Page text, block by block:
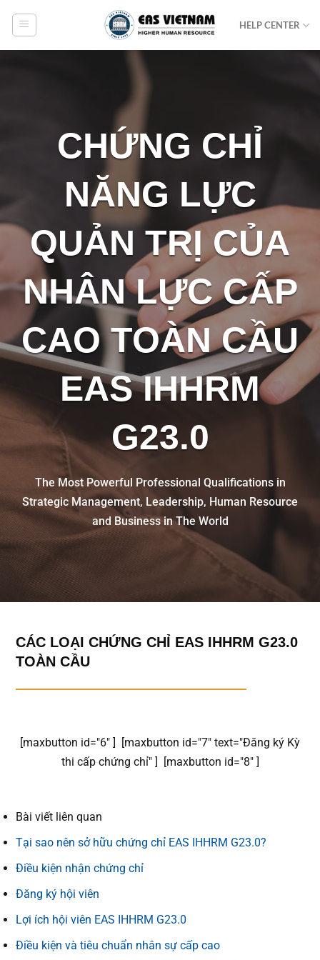
HELP CENTER
CHỨNG CHỈ
NĂNG LỰC
QUẢN TRỊ CỦA
NHÂN LỰC CẤP
CAO TOÀN CẦU
EAS IHHRM
G23.0
The Most Powerful Professional Qualifications in
Strategic Management, Leadership, Human Resource
and Business in The World
CÁC LOẠI CHỨNG CHỈ EAS IHHRM G23.0
TOÀN CẦU
[maxbutton id="6" ] [maxbutton id="7" text="Đăng ký Kỳ
thi cấp chứng chỉ" ] [maxbutton id="8" ]
Bài viết liên quan
Tại sao nên sở hữu chứng chỉ EAS IHHRM G23.0?
Điều kiện nhận chứng chỉ
Đăng ký hội viên
Lợi ích hội viên EAS IHHRM G23.0
Điều kiện và tiêu chuẩn nhân sự cấp cao